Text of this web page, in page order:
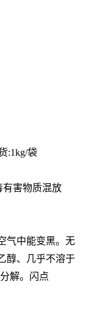
:1kg/袋
有害物质混放
气中能变黑。无
醇、几乎不溶于
解。闪点